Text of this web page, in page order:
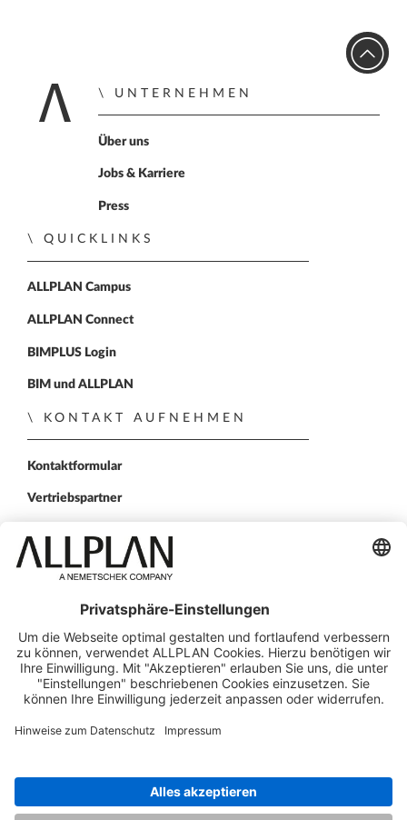
Zur Startseite
UNTERNEHMEN
Über uns
Jobs & Karriere
Press
QUICKLINKS
ALLPLAN Campus
ALLPLAN Connect
BIMPLUS Login
BIM und ALLPLAN
KONTAKT AUFNEHMEN
Kontaktformular
Vertriebspartner
ALLPLAN auf LinkedIn
ALLPLAN auf Facebook
ALLPLAN auf YouTube
ALLPLAN auf Twitter
ALLPLAN auf
© ALLPLAN Schweiz AG
ALLPLAN ist Teil der Nemetschek Group